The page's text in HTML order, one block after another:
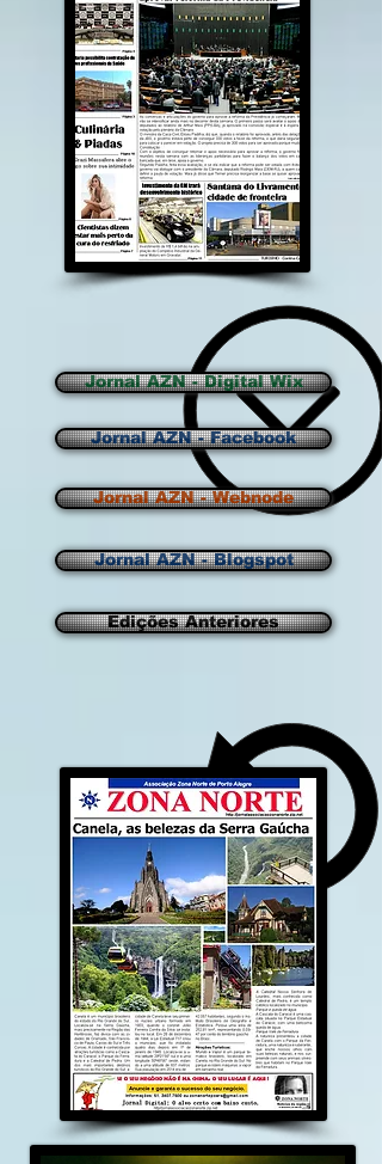
Jornal AZN - Digital Wix
Jornal AZN - Facebook
Jornal AZN - Webnode
Jornal AZN - Blogspot
Edições Anteriores